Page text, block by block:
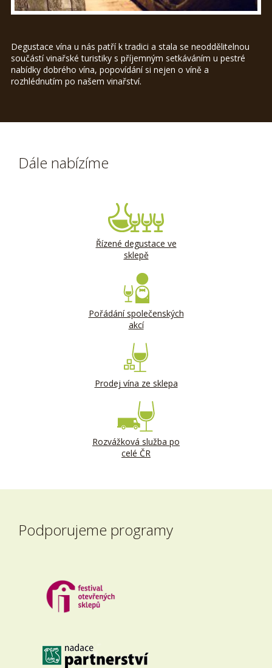
Degustace vína u nás patří k tradici a stala se neoddělitelnou
součástí vinařské turistiky s příjemným setkáváním u pestré
nabídky dobrého vína, popovídání si nejen o víně a
rozhlédnutím po našem vinařství.
Dále nabízíme
Řízené degustace ve
sklepě
Pořádání společenských
akcí
Prodej vína ze sklepa
Rozvážková služba po
celé ČR
Podporujeme programy